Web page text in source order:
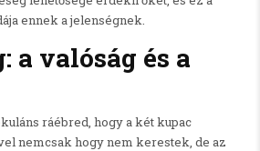
ennek a jelenségnek.
a valóság és a
ráébred, hogy a két kupac
nemcsak hogy nem kerestek, de az